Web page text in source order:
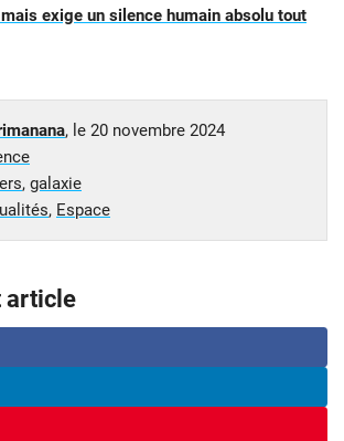
exige un silence humain absolu tout
, le 20 novembre 2024
, galaxie
, Espace
article